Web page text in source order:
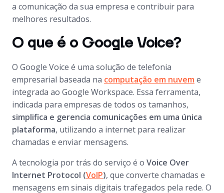
a comunicação da sua empresa e contribuir para
melhores resultados.
O que é o Google Voice?
O Google Voice é uma solução de telefonia
empresarial baseada na computação em nuvem e
integrada ao Google Workspace. Essa ferramenta,
indicada para empresas de todos os tamanhos,
simplifica e gerencia comunicações em uma única
plataforma, utilizando a internet para realizar
chamadas e enviar mensagens.
A tecnologia por trás do serviço é o Voice Over
Internet Protocol (VoIP), que converte chamadas e
mensagens em sinais digitais trafegados pela rede. O